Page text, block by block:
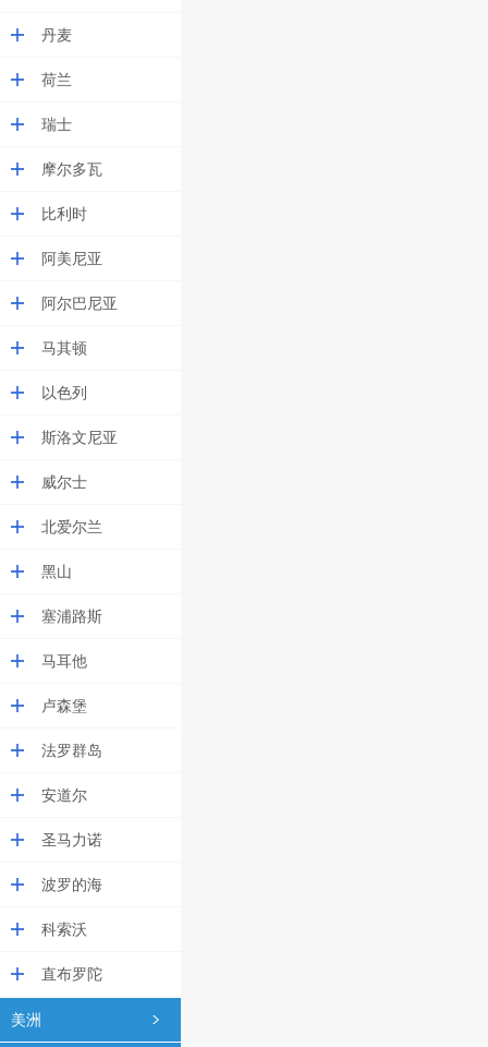
丹麦
荷兰
瑞士
摩尔多瓦
比利时
阿美尼亚
阿尔巴尼亚
马其顿
以色列
斯洛文尼亚
威尔士
北爱尔兰
黑山
塞浦路斯
马耳他
卢森堡
法罗群岛
安道尔
圣马力诺
波罗的海
科索沃
直布罗陀
美洲